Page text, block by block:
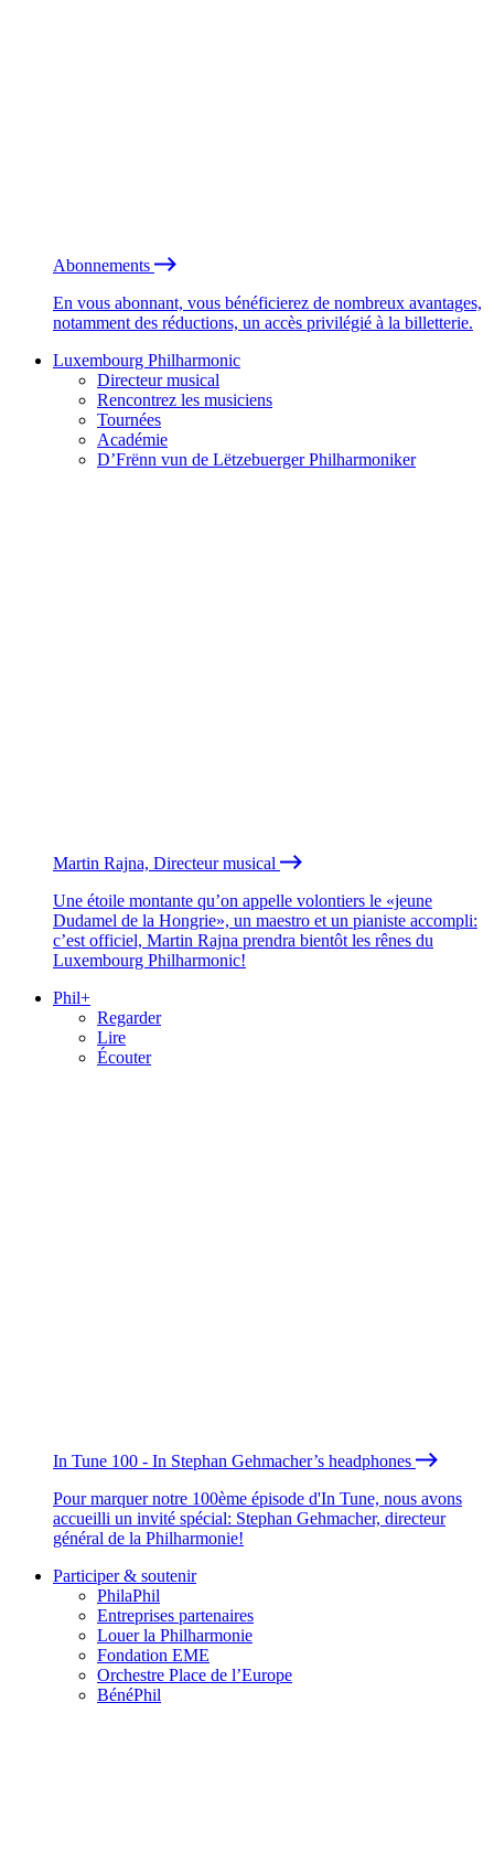
Abonnements
En vous abonnant, vous bénéficierez de nombreux avantages,
notamment des réductions, un accès privilégié à la billetterie.
Luxembourg Philharmonic
Directeur musical
Rencontrez les musiciens
Tournées
Académie
D’Frënn vun de Lëtzebuerger Philharmoniker
Martin Rajna, Directeur musical
Une étoile montante qu’on appelle volontiers le «jeune
Dudamel de la Hongrie», un maestro et un pianiste accompli:
c’est officiel, Martin Rajna prendra bientôt les rênes du
Luxembourg Philharmonic!
Phil+
Regarder
Lire
Écouter
In Tune 100 - In Stephan Gehmacher’s headphones
Pour marquer notre 100ème épisode d'In Tune, nous avons
accueilli un invité spécial: Stephan Gehmacher, directeur
général de la Philharmonie!
Participer & soutenir
PhilaPhil
Entreprises partenaires
Louer la Philharmonie
Fondation EME
Orchestre Place de l’Europe
BénéPhil